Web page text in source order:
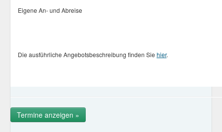
Eigene An- und Abreise
Die ausführliche Angebotsbeschreibung finden Sie hier.
Termine anzeigen »